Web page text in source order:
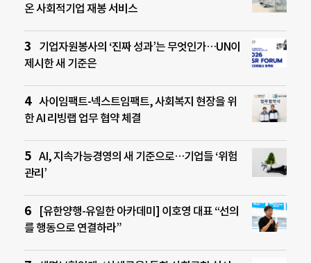
온 사회적기업 재봉 서비스
기업자원봉사의 ‘진짜 성과’는 무엇인가…UN이
제시한 새 기준은
사이임팩트-넥스트임팩트, 사회복지 현장을 위
한 AI 리빙랩 업무 협약 체결
AI, 지속가능경영의 새 기준으로…기업들 ‘위험
관리’
[유한양행-유일한 아카데미] 이호영 대표 “선의
를 행동으로 연결하라”